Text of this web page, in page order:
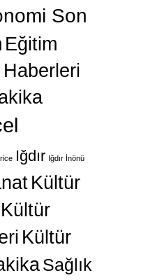
Son
Eğitim
Iğdır Iğdır İnönü
Kültür
Kültür
Kültür
Sağlık